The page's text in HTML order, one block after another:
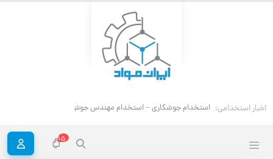
اخبار استخدامی: استخدام جوشکاری – استخدام مهندس جوش
15